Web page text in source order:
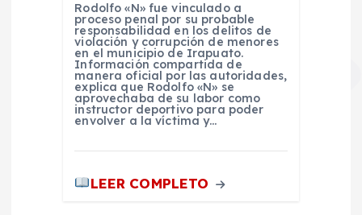
Rodolfo «N» fue vinculado a
proceso penal por su probable
responsabilidad en los delitos de
violación y corrupción de menores
en el municipio de Irapuato.
Información compartida de
manera oficial por las autoridades,
explica que Rodolfo «N» se
aprovechaba de su labor como
instructor deportivo para poder
envolver a la víctima y…
LEER COMPLETO